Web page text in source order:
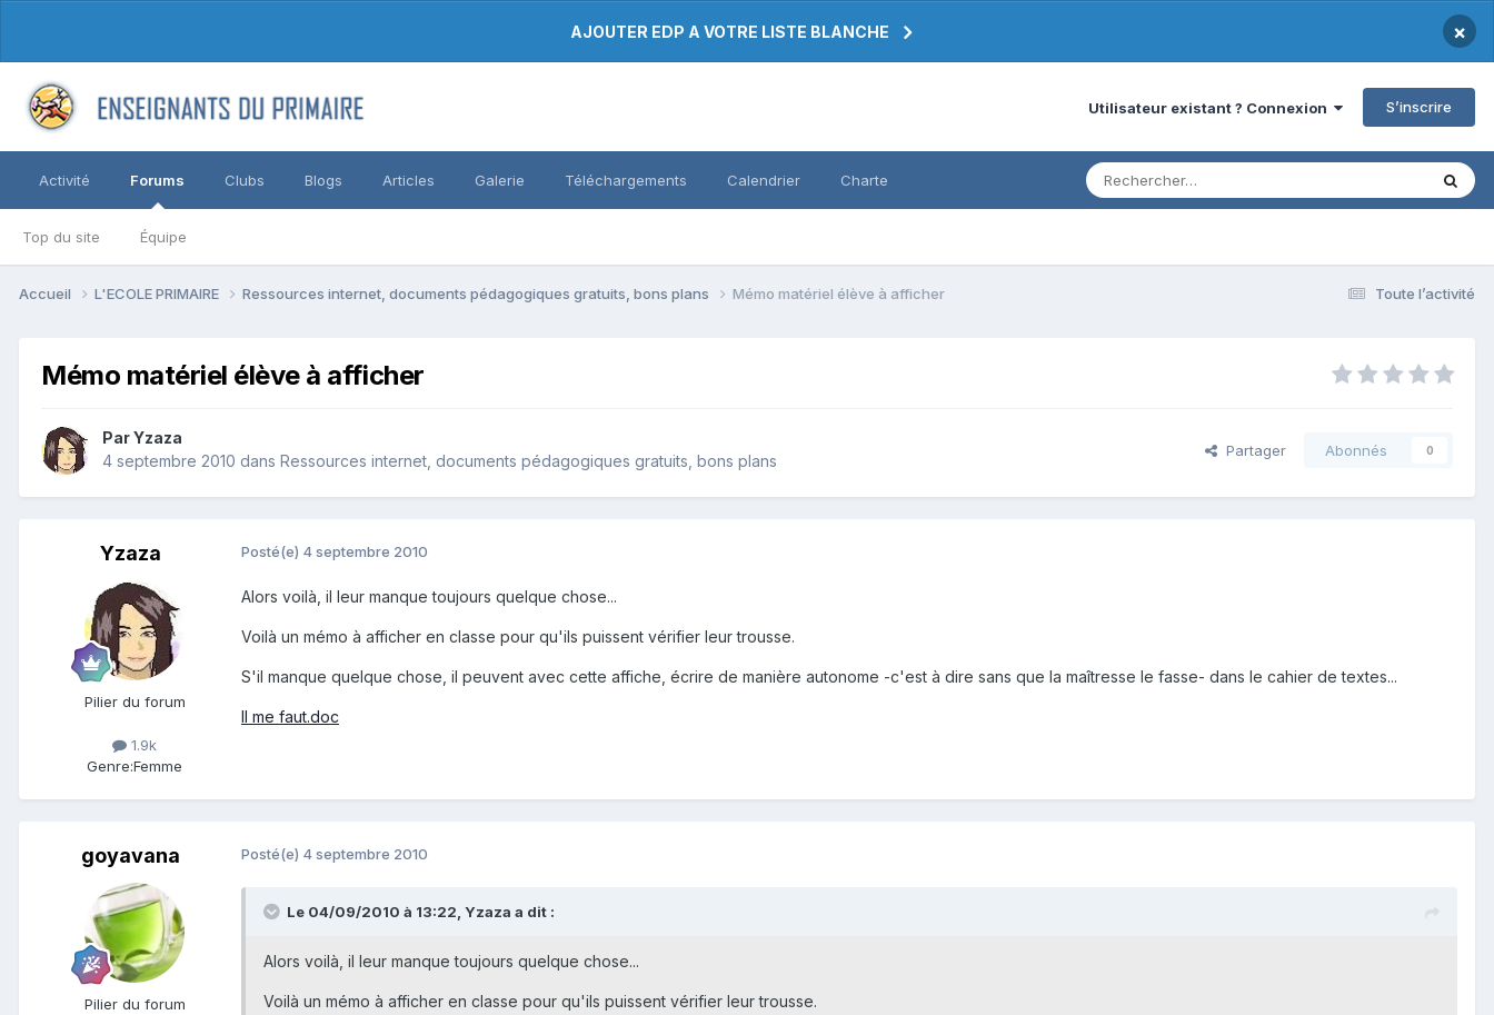
AJOUTER EDP A VOTRE LISTE BLANCHE ×
Utilisateur existant ? Connexion S’inscrire
Activité Forums
Top du site Équipe
Clubs Blogs Articles Galerie Téléchargements Calendrier Charte
Toute l’activité
Accueil L'ECOLE PRIMAIRE Ressources internet, documents pédagogiques gratuits, bons plans Mémo matériel élève à afficher
Mémo matériel élève à afficher
Par Yzaza
4 septembre 2010 dans Ressources internet, documents pédagogiques gratuits, bons plans
Partager Abonnés 0
Yzaza
Pilier du forum
1.9k
Genre:Femme
Posté(e) 4 septembre 2010
Alors voilà, il leur manque toujours quelque chose...
Voilà un mémo à afficher en classe pour qu'ils puissent vérifier leur trousse.
S'il manque quelque chose, il peuvent avec cette affiche, écrire de manière autonome -c'est à dire sans que la maîtresse le fasse- dans le cahier de textes...
Il me faut.doc
goyavana
Pilier du forum
Posté(e) 4 septembre 2010
Le 04/09/2010 à 13:22, Yzaza a dit :
Alors voilà, il leur manque toujours quelque chose...
Voilà un mémo à afficher en classe pour qu'ils puissent vérifier leur trousse.